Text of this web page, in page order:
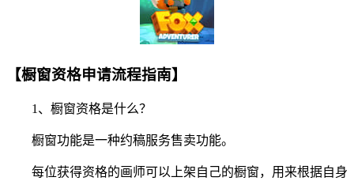
【橱窗资格申请流程指南】
1、橱窗资格是什么？
橱窗功能是一种约稿服务售卖功能。
每位获得资格的画师可以上架自己的橱窗，用来根据自身